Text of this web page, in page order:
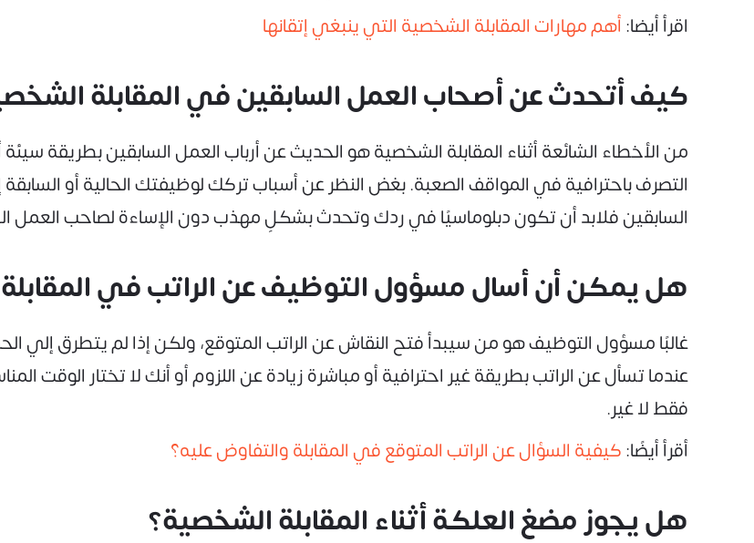
اقرأ أيضا:أهم مهارات المقابلة الشخصية التي ينبغي إتقانها
كيف أتحدث عن أصحاب العمل السابقين في المقابلة
من الأخطاء الشائعة أثناء المقابلة الشخصية هو الحديث عن أرباب العمل السابقين بطريقة
التصرف باحترافية في المواقف الصعبة. بغض النظر عن أسباب تركك لوظيفتك الحالية أو
السابقين فلابد أن تكون دبلوماسيًا في ردك وتحدث بشكلٍ مهذب دون الإساءة لصاحب العمل
هل يمكن أن أسال مسؤول التوظيف عن الراتب في
غالبًا مسؤول التوظيف هو من سيبدأ فتح النقاش عن الراتب المتوقع، ولكن إذا لم يتطرق إلي
عندما تسأل عن الراتب بطريقة غير احترافية أو مباشرة زيادة عن اللزوم أو أنك لا تختار الوقت
فقط لا غير.
أقرأ أيضًا:كيفية السؤال عن الراتب المتوقع في المقابلة والتفاوض عليه؟
هل يجوز مضغ العلكة أثناء المقابلة الشخصية؟